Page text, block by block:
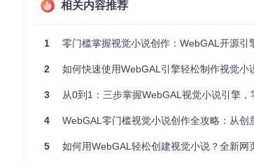
1. 获取项目代码
这个命令会将WebGAL的完整源代码下载到你的电
相关内容推荐
1 零门槛掌握视觉小说创作：WebGAL开源引
2 如何快速使用WebGAL引擎轻松制作视觉小
3 从0到1：三步掌握WebGAL视觉小说引擎
4 WebGAL零门槛视觉小说创作全攻略：从创
5 如何用WebGAL轻松创建视觉小说？全新网